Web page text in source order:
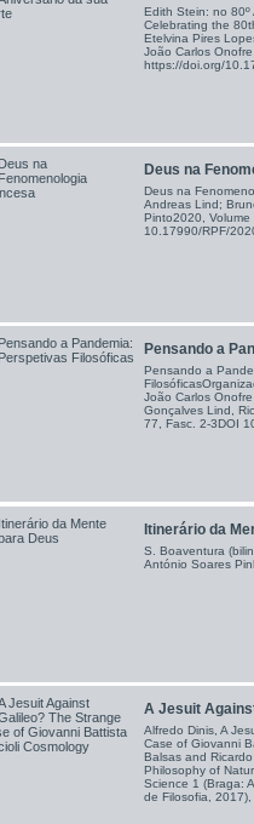
Edith Stein: no 80º
Celebrating the
Etelvina Pires
João Carlos
https://doi.org/
Deus na
Deus na
Andreas Lind;
Pinto2020, Volume
10.17990/RPF/
Pensando a
Pensando a
João Carlos
Gonçalves Lind,
77, Fasc. 2-3DOI
Itinerário da
S. Boaventura
António Soares
A Jesuit
Alfredo Dinis, A
Case of Giovanni
Balsas and
Philosophy of
Science 1 (Braga:
de Filosofia, 2017),